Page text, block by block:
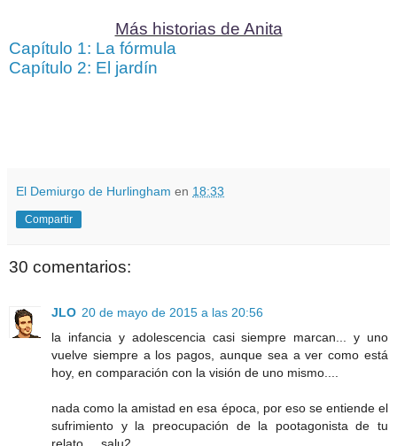
Más historias de Anita
Capítulo 1: La fórmula
Capítulo 2: El jardín
El Demiurgo de Hurlingham en 18:33
Compartir
30 comentarios:
JLO 20 de mayo de 2015 a las 20:56
la infancia y adolescencia casi siempre marcan... y uno
vuelve siempre a los pagos, aunque sea a ver como está
hoy, en comparación con la visión de uno mismo....
nada como la amistad en esa época, por eso se entiende el
sufrimiento y la preocupación de la pootagonista de tu